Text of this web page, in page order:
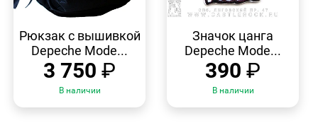
Рюкзак с вышивкой
Depeche Mode...
3 750 ₽
В наличии
Значок цанга
Depeche Mode...
390 ₽
В наличии